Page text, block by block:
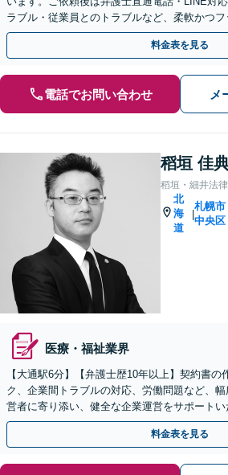
ラブル・従業員とのトラブルなど、柔軟かつ
たします【西18丁目駅1分】
料金表を見る
電話でお問い合わせ メ
稻垣 佳
稻垣・細井法
北
海
道
|
札幌市
中央区
医療・福祉業界
【大通駅6分】【弁護士歴10年以上】契約書の
ク、企業間トラブルの対応、労働問題など、
営者に寄り添い、健全な企業運営をサポート
は、お気軽にご相談ください。【WEB面談可
料金表を見る